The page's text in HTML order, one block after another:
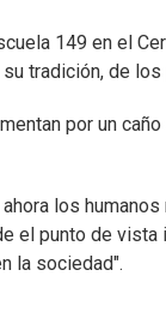
149 en el
tradición, de
por un caño
los
el punto de
la sociedad".